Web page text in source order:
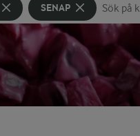
SENAP
Sök på
Skriv in